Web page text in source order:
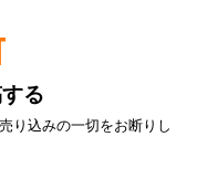
る
り込みの一切をお断りし